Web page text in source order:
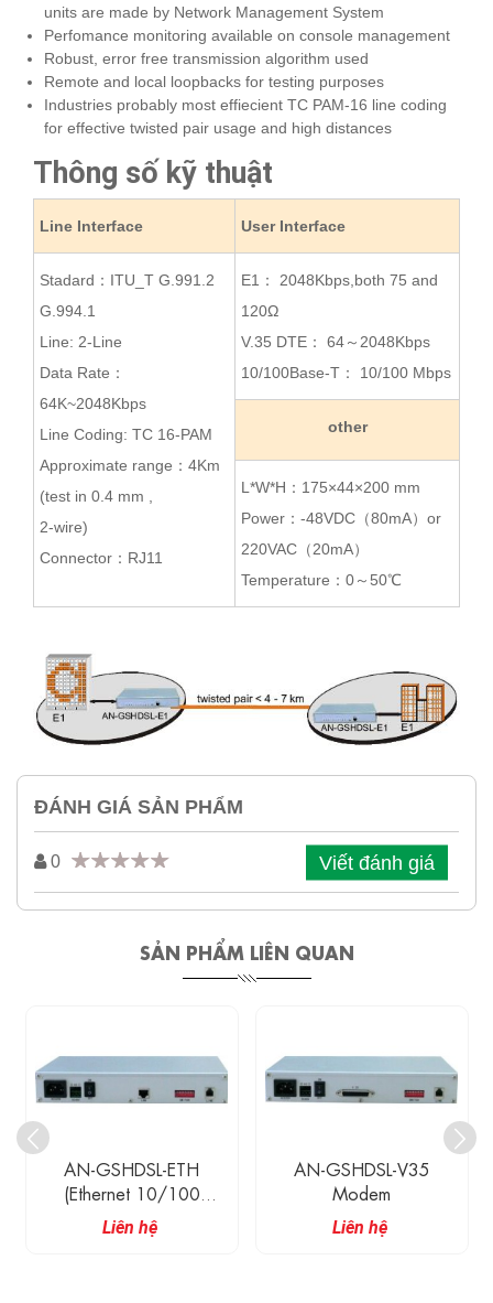
units are made by Network Management System
Perfomance monitoring available on console management
Robust, error free transmission algorithm used
Remote and local loopbacks for testing purposes
Industries probably most effiecient TC PAM-16 line coding
for effective twisted pair usage and high distances
Thông số kỹ thuật
Line Interface User Interface
Stadard：ITU_T G.991.2
G.994.1
Line: 2-Line
Data Rate：
64K~2048Kbps
Line Coding: TC 16-PAM
Approximate range：4Km
(test in 0.4 mm ,
2-wire)
Connector：RJ11
E1： 2048Kbps,both 75 and
120Ω
V.35 DTE： 64～2048Kbps
10/100Base-T： 10/100 Mbps
other
L*W*H：175×44×200 mm
Power：-48VDC（80mA）or
220VAC（20mA）
Temperature：0～50℃
ĐÁNH GIÁ SẢN PHẨM
0 Viết đánh giá
SẢN PHẨM LIÊN QUAN
AN-GSHDSL-V35
Modem
Liên hệ
AN-GSHDSL-CH –
Central SNMP & GUI
Managed Access Node
/ Platform
Liên hệ